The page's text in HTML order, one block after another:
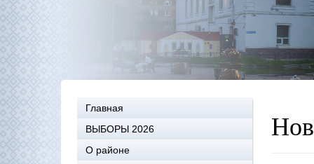
Главная
ВЫБОРЫ 2026
О районе